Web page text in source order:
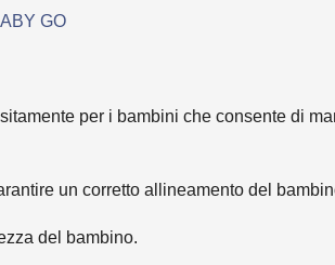
GO
per i bambini che consente di
un corretto allineamento del
del bambino.